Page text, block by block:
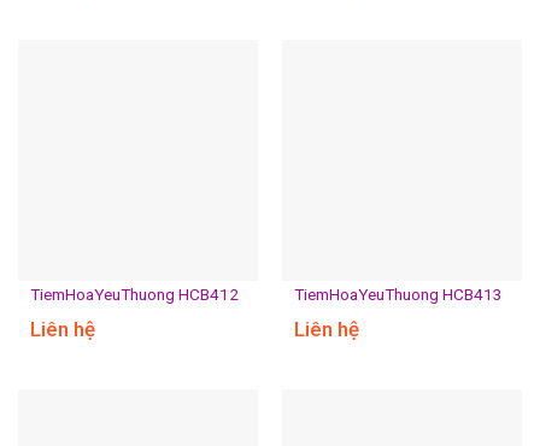
TiemHoaYeuThuong HCB412
Liên hệ
TiemHoaYeuThuong HCB413
Liên hệ